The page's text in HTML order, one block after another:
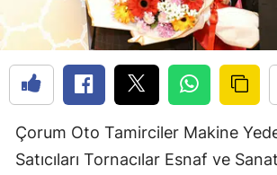
Çorum Oto Tamirciler Makine
Satıcıları Tornacılar Esnaf ve